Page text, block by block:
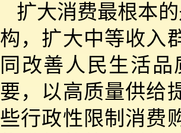
扩大消费最根本
构，扩大中等收入
同改善人民生活
要，以高质量供给
些行政性限制消费